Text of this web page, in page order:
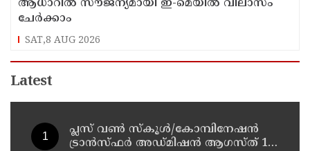
ആധാറിൽ സൗജന്യമായി ഇ-മെയിൽ വിലാസം
ചേർക്കാം
SAT,8 AUG 2026
Latest
പ്ലസ് വൺ സ്‌കൂൾ/കോമ്പിനേഷൻ
ട്രാൻസ്ഫർ അഡ്മിഷൻ ആഗസ്ത് 10,